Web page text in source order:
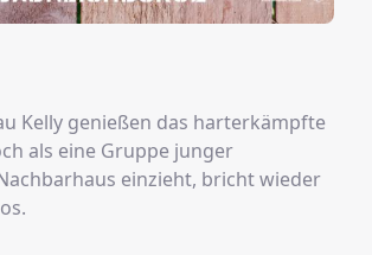
Kelly genießen das harterkämpfte
als eine Gruppe junger
einzieht, bricht wieder